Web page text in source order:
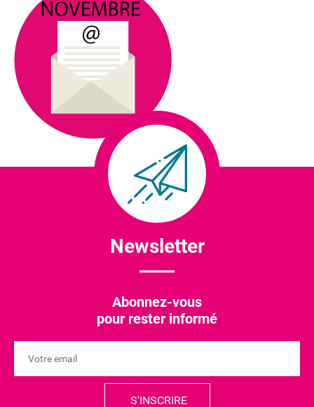
Newsletter
Abonnez-vous
pour rester informé